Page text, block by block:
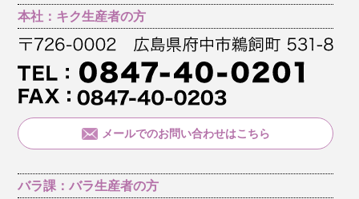
本社：キク生産者の方
メールでのお問い合わせはこちら
バラ課：バラ生産者の方